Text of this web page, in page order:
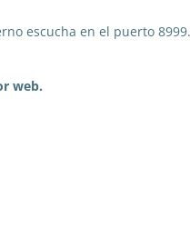
escucha en el puerto
web.